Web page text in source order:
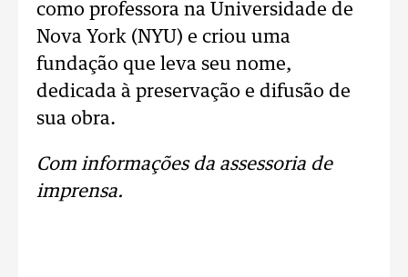
como professora na Universidade de
Nova York (NYU) e criou uma
fundação que leva seu nome,
dedicada à preservação e difusão de
sua obra.
Com informações da assessoria de
imprensa.